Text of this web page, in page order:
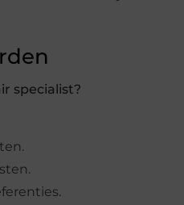
specialist?